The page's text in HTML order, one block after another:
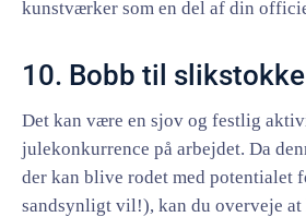
kunstværker som en del af din
10. Bobb til slikstokke
Det kan være en sjov og festlig
julekonkurrence på arbejdet. Da
der kan blive rodet med potentialet
sandsynligt vil!), kan du overveje at